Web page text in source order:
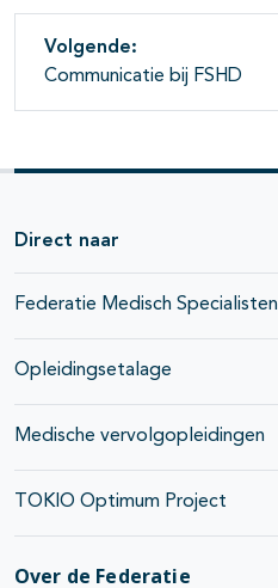
Volgende:
Communicatie bij FSHD
Direct naar
Federatie Medisch Specialisten
Opleidingsetalage
Medische vervolgopleidingen
TOKIO Optimum Project
Over de Federatie